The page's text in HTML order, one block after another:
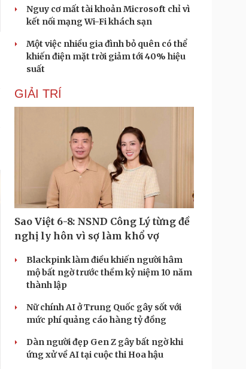
Nguy cơ mất tài khoản Microsoft chỉ vì
kết nối mạng Wi-Fi khách sạn
Một việc nhiều gia đình bỏ quên có thể
khiến điện mặt trời giảm tới 40% hiệu
suất
GIẢI TRÍ
Sao Việt 6-8: NSND Công Lý từng đề
nghị ly hôn vì sợ làm khổ vợ
Blackpink làm điều khiến người hâm
mộ bất ngờ trước thềm kỷ niệm 10 năm
thành lập
Nữ chính AI ở Trung Quốc gây sốt với
mức phí quảng cáo hàng tỷ đồng
Dàn người đẹp Gen Z gây bất ngờ khi
ứng xử về AI tại cuộc thi Hoa hậu